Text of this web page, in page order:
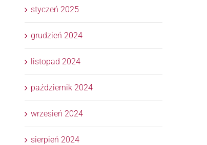
styczeń 2025
grudzień 2024
listopad 2024
październik 2024
wrzesień 2024
sierpień 2024